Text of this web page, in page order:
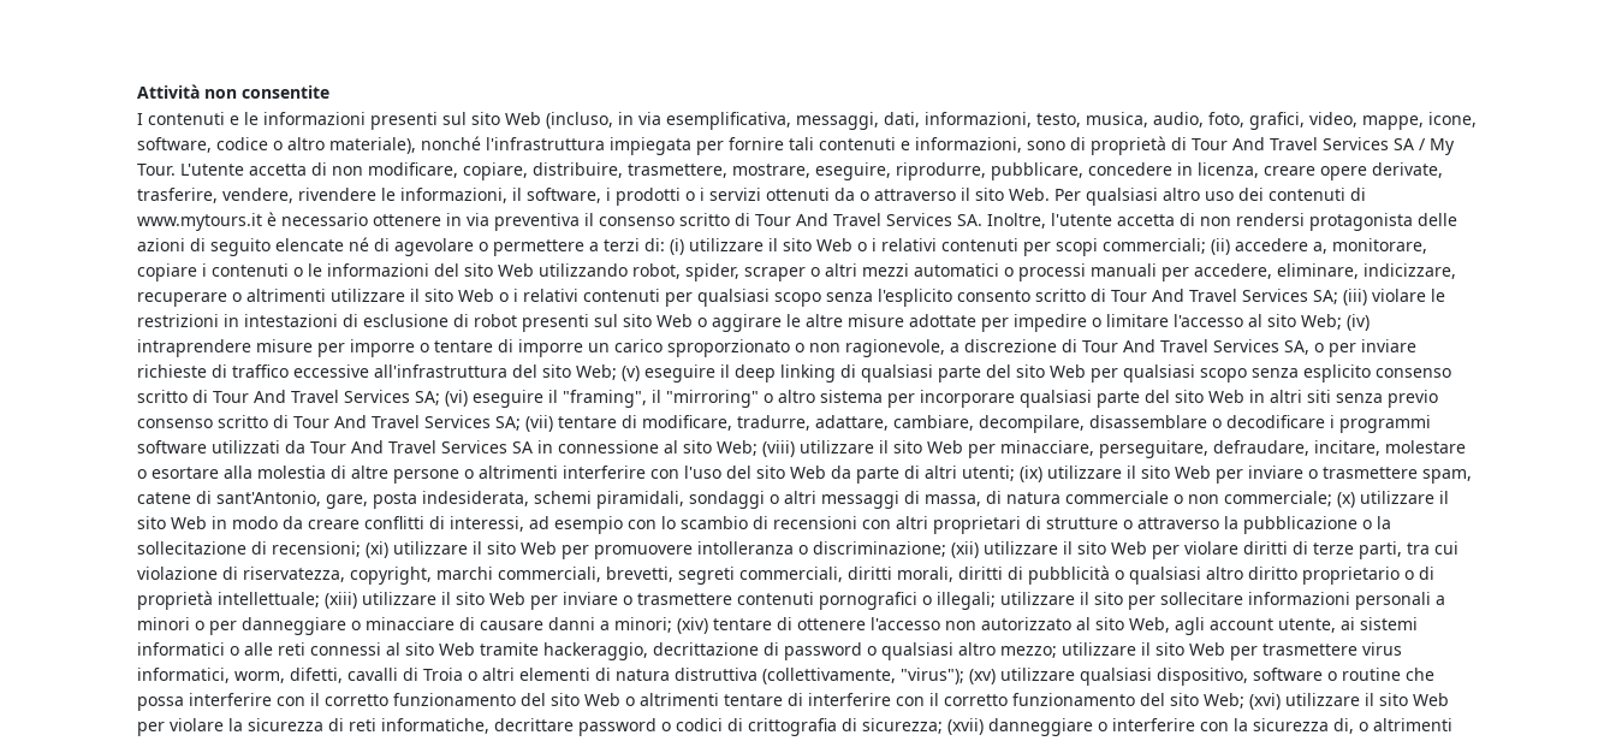
Attività non consentite
I contenuti e le informazioni presenti sul sito Web (incluso, in via esemplificativa, messaggi, dati, informazioni, testo, musica, audio, foto, grafici, video, mappe, icone,
software, codice o altro materiale), nonché l'infrastruttura impiegata per fornire tali contenuti e informazioni, sono di proprietà di Tour And Travel Services SA / My
Tour. L'utente accetta di non modificare, copiare, distribuire, trasmettere, mostrare, eseguire, riprodurre, pubblicare, concedere in licenza, creare opere derivate,
trasferire, vendere, rivendere le informazioni, il software, i prodotti o i servizi ottenuti da o attraverso il sito Web. Per qualsiasi altro uso dei contenuti di
www.mytours.it è necessario ottenere in via preventiva il consenso scritto di Tour And Travel Services SA. Inoltre, l'utente accetta di non rendersi protagonista delle
azioni di seguito elencate né di agevolare o permettere a terzi di: (i) utilizzare il sito Web o i relativi contenuti per scopi commerciali; (ii) accedere a, monitorare,
copiare i contenuti o le informazioni del sito Web utilizzando robot, spider, scraper o altri mezzi automatici o processi manuali per accedere, eliminare, indicizzare,
recuperare o altrimenti utilizzare il sito Web o i relativi contenuti per qualsiasi scopo senza l'esplicito consento scritto di Tour And Travel Services SA; (iii) violare le
restrizioni in intestazioni di esclusione di robot presenti sul sito Web o aggirare le altre misure adottate per impedire o limitare l'accesso al sito Web; (iv)
intraprendere misure per imporre o tentare di imporre un carico sproporzionato o non ragionevole, a discrezione di Tour And Travel Services SA, o per inviare
richieste di traffico eccessive all'infrastruttura del sito Web; (v) eseguire il deep linking di qualsiasi parte del sito Web per qualsiasi scopo senza esplicito consenso
scritto di Tour And Travel Services SA; (vi) eseguire il "framing", il "mirroring" o altro sistema per incorporare qualsiasi parte del sito Web in altri siti senza previo
consenso scritto di Tour And Travel Services SA; (vii) tentare di modificare, tradurre, adattare, cambiare, decompilare, disassemblare o decodificare i programmi
software utilizzati da Tour And Travel Services SA in connessione al sito Web; (viii) utilizzare il sito Web per minacciare, perseguitare, defraudare, incitare, molestare
o esortare alla molestia di altre persone o altrimenti interferire con l'uso del sito Web da parte di altri utenti; (ix) utilizzare il sito Web per inviare o trasmettere spam,
catene di sant'Antonio, gare, posta indesiderata, schemi piramidali, sondaggi o altri messaggi di massa, di natura commerciale o non commerciale; (x) utilizzare il
sito Web in modo da creare conflitti di interessi, ad esempio con lo scambio di recensioni con altri proprietari di strutture o attraverso la pubblicazione o la
sollecitazione di recensioni; (xi) utilizzare il sito Web per promuovere intolleranza o discriminazione; (xii) utilizzare il sito Web per violare diritti di terze parti, tra cui
violazione di riservatezza, copyright, marchi commerciali, brevetti, segreti commerciali, diritti morali, diritti di pubblicità o qualsiasi altro diritto proprietario o di
proprietà intellettuale; (xiii) utilizzare il sito Web per inviare o trasmettere contenuti pornografici o illegali; utilizzare il sito per sollecitare informazioni personali a
minori o per danneggiare o minacciare di causare danni a minori; (xiv) tentare di ottenere l'accesso non autorizzato al sito Web, agli account utente, ai sistemi
informatici o alle reti connessi al sito Web tramite hackeraggio, decrittazione di password o qualsiasi altro mezzo; utilizzare il sito Web per trasmettere virus
informatici, worm, difetti, cavalli di Troia o altri elementi di natura distruttiva (collettivamente, "virus"); (xv) utilizzare qualsiasi dispositivo, software o routine che
possa interferire con il corretto funzionamento del sito Web o altrimenti tentare di interferire con il corretto funzionamento del sito Web; (xvi) utilizzare il sito Web
per violare la sicurezza di reti informatiche, decrittare password o codici di crittografia di sicurezza; (xvii) danneggiare o interferire con la sicurezza di, o altrimenti